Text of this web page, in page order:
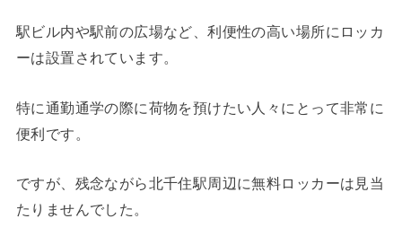
駅ビル内や駅前の広場など、利便性の高い場所にロッカ
ーは設置されています。
特に通勤通学の際に荷物を預けたい人々にとって非常に
便利です。
ですが、残念ながら北千住駅周辺に無料ロッカーは見当
たりませんでした。